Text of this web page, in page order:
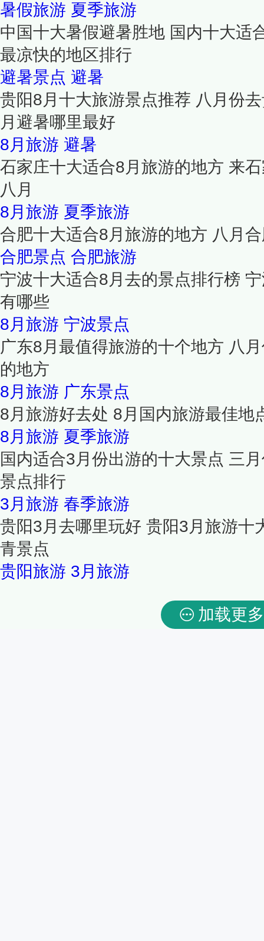
暑假旅游 夏季旅游
中国十大暑假避暑胜地 国内十大适
最凉快的地区排行
避暑景点 避暑
贵阳8月十大旅游景点推荐 八月份
月避暑哪里最好
8月旅游 避暑
石家庄十大适合8月旅游的地方 来
八月
8月旅游 夏季旅游
合肥十大适合8月旅游的地方 八月
合肥景点 合肥旅游
宁波十大适合8月去的景点排行榜
有哪些
8月旅游 宁波景点
广东8月最值得旅游的十个地方 八
的地方
8月旅游 广东景点
8月旅游好去处 8月国内旅游最佳地
8月旅游 夏季旅游
国内适合3月份出游的十大景点 三
景点排行
3月旅游 春季旅游
贵阳3月去哪里玩好 贵阳3月旅游十
青景点
贵阳旅游 3月旅游
加载更多